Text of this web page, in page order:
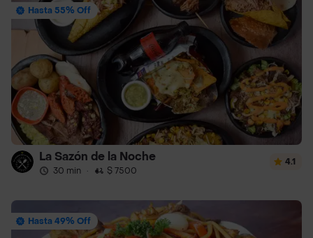
Hasta 55% Off
La Sazón de la Noche
30 min · $ 7500
4.1
Hasta 49% Off